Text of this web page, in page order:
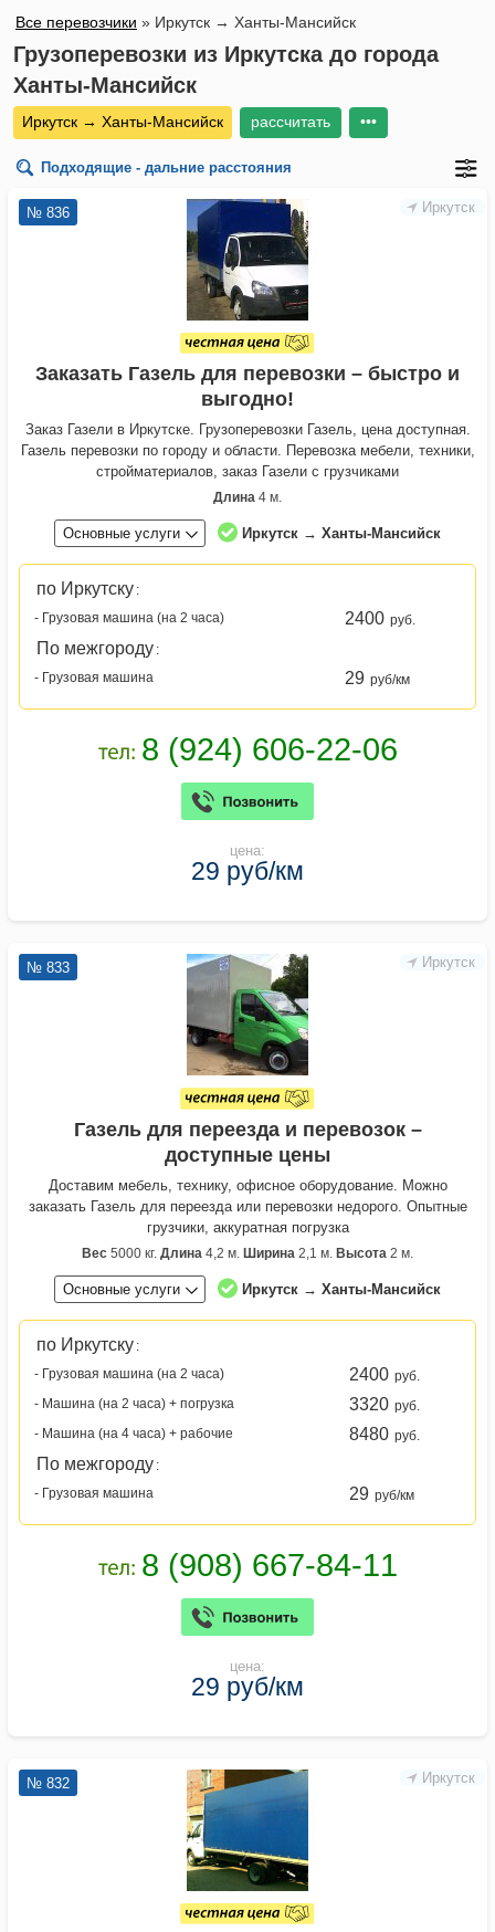
Все перевозчики » Иркутск → Ханты-Мансийск
Грузоперевозки из Иркутска до города
Ханты-Мансийск
Иркутск → Ханты-Мансийск рассчитать •••
Подходящие - дальние расстояния
Иркутск
№ 836
Заказать Газель для перевозки – быстро и
выгодно!
Заказ Газели в Иркутске. Грузоперевозки Газель, цена доступная.
Газель перевозки по городу и области. Перевозка мебели, техники,
стройматериалов, заказ Газели с грузчиками
Длина 4 м.
Основные услуги Иркутск → Ханты-Мансийск
по Иркутску :
- Грузовая машина (на 2 часа)
2400 руб.
По межгороду :
- Грузовая машина
29 руб/км
цена:
29 руб/км
Иркутск
№ 833
Газель для переезда и перевозок –
доступные цены
Доставим мебель, технику, офисное оборудование. Можно
заказать Газель для переезда или перевозки недорого. Опытные
грузчики, аккуратная погрузка
Вес 5000 кг. Длина 4,2 м. Ширина 2,1 м. Высота 2 м.
Основные услуги Иркутск → Ханты-Мансийск
по Иркутску :
- Грузовая машина (на 2 часа)
2400 руб.
- Машина (на 2 часа) + погрузка
3320 руб.
- Машина (на 4 часа) + рабочие
8480 руб.
По межгороду :
- Грузовая машина
29 руб/км
цена:
29 руб/км
Иркутск
№ 832